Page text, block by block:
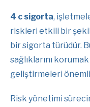
4 c sigorta,
riskleri etkili bir
bir sigorta türüdür.
sağlıklarını
geliştirmeleri
Risk yönetimi